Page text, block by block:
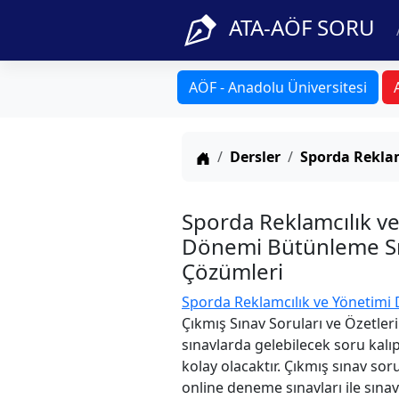
ATA-AÖF SORU
AÖF - Anadolu Üniversitesi
Anasayfa
Dersler Sporda
Sporda Reklamcılık
Dönemi Bütünleme
Çözümleri
Sporda Reklamcılık ve Yönetimi
Çıkmış Sınav Soruları ve
sınavlarda gelebilecek soru
kolay olacaktır. Çıkmış sınav
online deneme sınavları ile